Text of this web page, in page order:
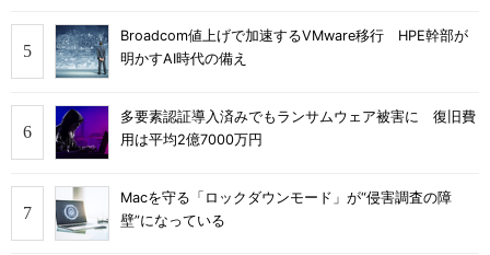
Broadcom値上げで加速するVMware移行 HPE幹部が
明かすAI時代の備え
多要素認証導入済みでもランサムウェア被害に 復旧費
用は平均2億7000万円
Macを守る「ロックダウンモード」が“侵害調査の障
壁”になっている